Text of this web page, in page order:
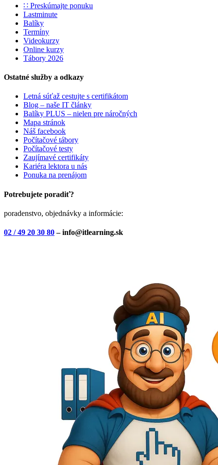
∷ Preskúmajte ponuku
Lastminute
Balíky
Termíny
Videokurzy
Online kurzy
Tábory 2026
Ostatné služby a odkazy
Letná súťaž cestujte s certifikátom
Blog – naše IT články
Balíky PLUS – nielen pre náročných
Mapa stránok
Náš facebook
Počítačové tábory
Počítačové testy
Zaujímavé certifikáty
Kariéra lektora u nás
Ponuka na prenájom
Potrebujete poradiť?
poradenstvo, objednávky a informácie:
02 / 49 20 30 80– info@itlearning.sk